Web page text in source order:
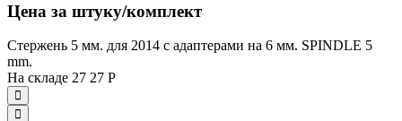
Цена за штуку/комплект
Стержень 5 мм. для 2014 с адаптерами на 6 мм. SPINDLE 5
mm.
На складе 27 27 Р